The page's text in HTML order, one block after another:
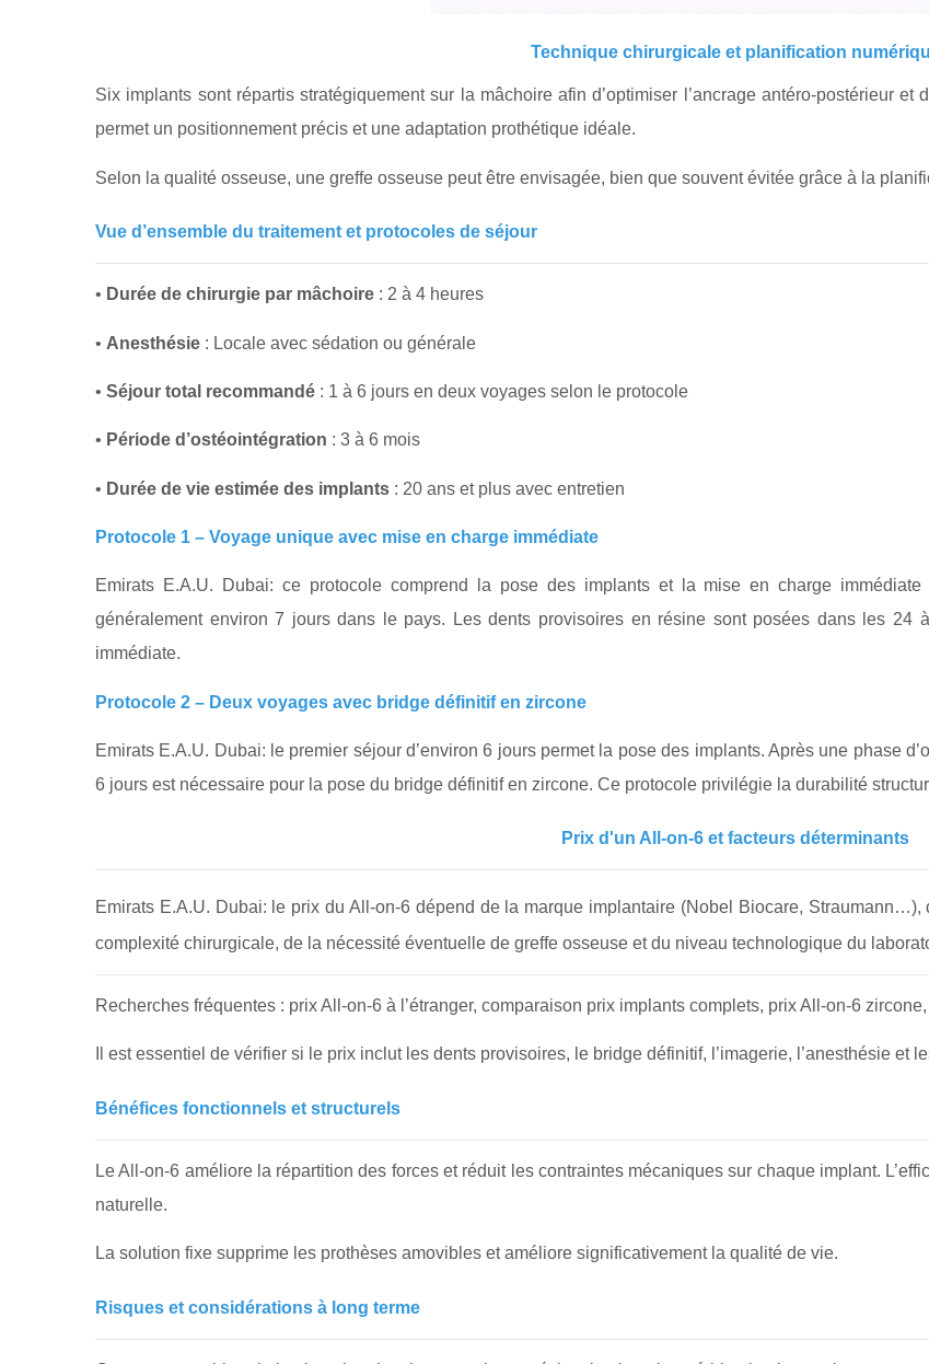
Technique chirurgicale et planification
Six implants sont répartis stratégiquement sur la mâchoire afin d’optimiser l’ancrage antéro-postérieur
permet un positionnement précis et une adaptation prothétique idéale.
Selon la qualité osseuse, une greffe osseuse peut être envisagée, bien que souvent évitée grâce à la
Vue d’ensemble du traitement et protocoles de séjour
• Durée de chirurgie par mâchoire : 2 à 4 heures
• Anesthésie : Locale avec sédation ou générale
• Séjour total recommandé : 1 à 6 jours en deux voyages selon le protocole
• Période d’ostéointégration : 3 à 6 mois
• Durée de vie estimée des implants : 20 ans et plus avec entretien
Protocole 1 – Voyage unique avec mise en charge immédiate
Emirats E.A.U. Dubai: ce protocole comprend la pose des implants et la mise en charge
généralement environ 7 jours dans le pays. Les dents provisoires en résine sont posées dans les 24
immédiate.
Protocole 2 – Deux voyages avec bridge définitif en zircone
Emirats E.A.U. Dubai: le premier séjour d’environ 6 jours permet la pose des implants. Après une phase
6 jours est nécessaire pour la pose du bridge définitif en zircone. Ce protocole privilégie la durabilité
Prix d'un All-on-6 et facteurs déterminants
Emirats E.A.U. Dubai: le prix du All-on-6 dépend de la marque implantaire (Nobel Biocare,
complexité chirurgicale, de la nécessité éventuelle de greffe osseuse et du niveau technologique du
Recherches fréquentes : prix All-on-6 à l’étranger, comparaison prix implants complets, prix All-on-6
Il est essentiel de vérifier si le prix inclut les dents provisoires, le bridge définitif, l’imagerie, l’anesthésie et
Bénéfices fonctionnels et structurels
Le All-on-6 améliore la répartition des forces et réduit les contraintes mécaniques sur chaque implant.
naturelle.
La solution fixe supprime les prothèses amovibles et améliore significativement la qualité de vie.
Risques et considérations à long terme